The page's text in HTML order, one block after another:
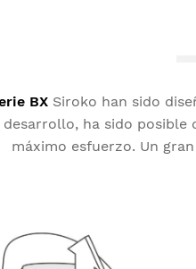
BX Siroko han sido
desarrollo, ha sido
máximo esfuerzo. Un